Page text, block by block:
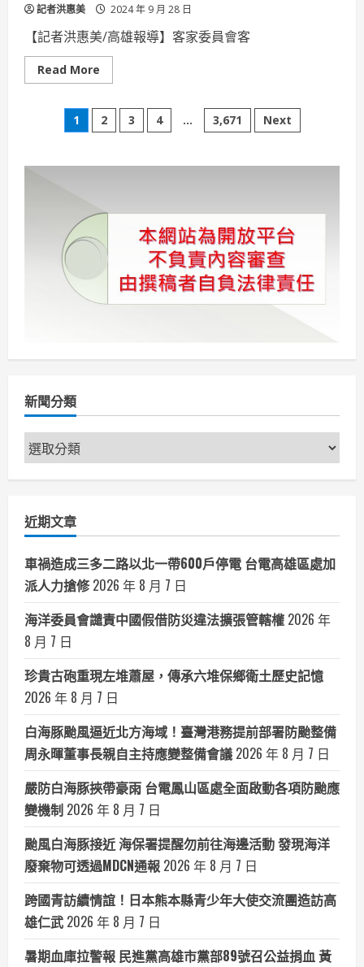
記者洪惠美 2024 年 9 月 28 日
【記者洪惠美/高雄報導】客家委員會客
Read More
more
委
會
客
心
榮
出
版
文
2
及
文
章
頁
1 2 3 4 ... 3,671 Next
新聞分類
新
聞
近期文章
車禍造成三多二路以北一帶600戶停電 台電高雄區處加
派人力搶修 2026 年 8 月 7 日
海洋委員會譴責中國假借防災違法擴張管轄權 2026 年
8 月 7 日
珍貴古砲重現左堆蕭屋，傳承六堆保鄉衛土歷史記憶
2026 年 8 月 7 日
白海豚颱風逼近北方海域！臺灣港務提前部署防颱整備
周永暉董事長親自主持應變整備會議 2026 年 8 月 7 日
嚴防白海豚挾帶豪雨 台電鳳山區處全面啟動各項防颱應
變機制 2026 年 8 月 7 日
颱風白海豚接近 海保署提醒勿前往海邊活動 發現海洋
廢棄物可透過MDCN通報 2026 年 8 月 7 日
跨國青訪續情誼！日本熊本縣青少年大使交流團造訪高
雄仁武 2026 年 8 月 7 日
暑期血庫拉警報 民進黨高雄市黨部89號召公益捐血 黃